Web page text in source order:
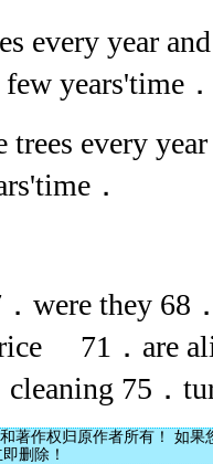
every year
few years'time
every
．
were they 68
71．are
cleaning 75．
作权归原作者所有！ 如果
删除！